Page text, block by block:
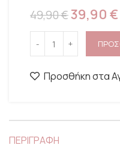
49,90€39,90 €
Προσθήκη στα
ΠΕΡΙΓΡΑΦΗ